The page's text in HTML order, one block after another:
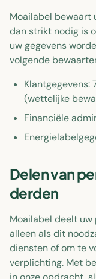
Moailabel bewaart
dan strikt nodig is
uw gegevens
volgende
Klantgegevens:
(wettelijke
Financiële
Delen van
derden
Moailabel deelt
alleen als dit
diensten of om te
verplichting. Met